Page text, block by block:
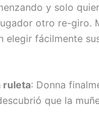
y solo
otro re-giro.
elegir fácilmente
ruleta: Donna
que la